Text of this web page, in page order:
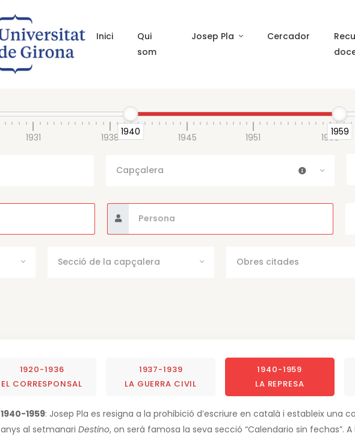
Inici
Qui
som
Josep Pla Cercador
1940 1959
1931 1938 1945 1951 1958
Capçalera
Secció de la capçalera Obres citades
1920-1936
EL CORRESPONSAL
1937-1939
LA GUERRA CIVIL
1940-1959
LA REPRESA
1940-1959: Josep Pla es resigna a la prohibició d’escriure en català i estableix una
anys al setmanari Destino, on serà famosa la seva secció “Calendario sin fechas”.